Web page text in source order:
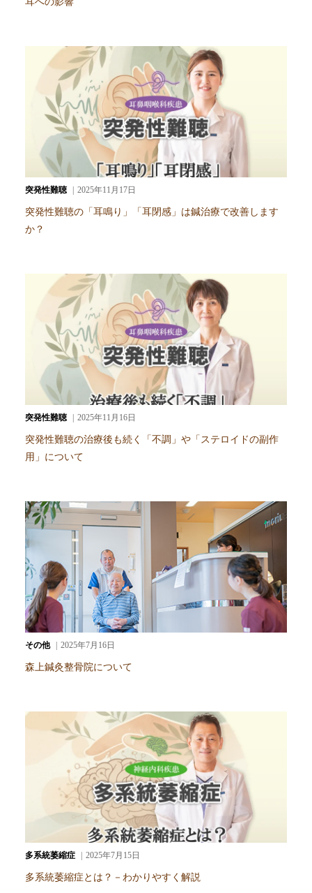
突発性難聴 2025年11月17日
突発性難聴の「耳鳴り」「耳閉感」は鍼治療で改善します
か？
突発性難聴 2025年11月16日
突発性難聴の治療後も続く「不調」や「ステロイドの副作
用」について
その他 2025年7月16日
森上鍼灸整骨院について
多系統萎縮症 2025年7月15日
多系統萎縮症とは？－わかりやすく解説